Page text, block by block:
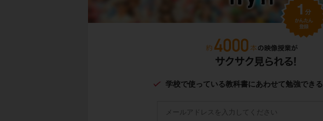
学校で使っている教科書にあわせて勉強できる